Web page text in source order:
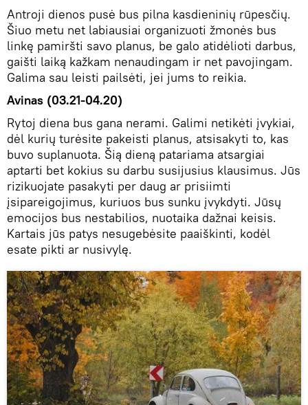
Antroji dienos pusė bus pilna kasdieninių rūpesčių.
Šiuo metu net labiausiai organizuoti žmonės bus
linkę pamiršti savo planus, be galo atidėlioti darbus,
gaišti laiką kažkam nenaudingam ir net pavojingam.
Galima sau leisti pailsėti, jei jums to reikia.
Avinas (03.21-04.20)
Rytoj diena bus gana nerami. Galimi netikėti įvykiai,
dėl kurių turėsite pakeisti planus, atsisakyti to, kas
buvo suplanuota. Šią dieną patariama atsargiai
aptarti bet kokius su darbu susijusius klausimus. Jūs
rizikuojate pasakyti per daug ar prisiimti
įsipareigojimus, kuriuos bus sunku įvykdyti. Jūsų
emocijos bus nestabilios, nuotaika dažnai keisis.
Kartais jūs patys nesugebėsite paaiškinti, kodėl
esate pikti ar nusivylę.